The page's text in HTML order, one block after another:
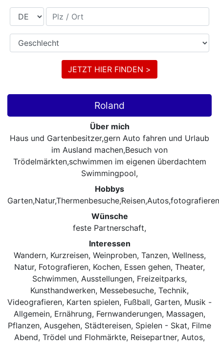
Land Plz / Ort
Geschlecht
JETZT HIER FINDEN >
Roland
Über mich
Haus und Gartenbesitzer,gern Auto fahren und Urlaub
im Ausland machen,Besuch von
Trödelmärkten,schwimmen im eigenen überdachtem
Swimmingpool,
Hobbys
Wünsche
feste Partnerschaft,
Interessen
Wandern, Kurzreisen, Weinproben, Tanzen, Wellness,
Natur, Fotografieren, Kochen, Essen gehen, Theater,
Schwimmen, Ausstellungen, Freizeitparks,
Kunsthandwerken, Messebesuche, Technik,
Videografieren, Karten spielen, Fußball, Garten, Musik -
Allgemein, Ernährung, Fernwanderungen, Massagen,
Pflanzen, Ausgehen, Städtereisen, Spielen - Skat, Filme
Abend, Trödel und Flohmärkte, Reisepartner, Autos,